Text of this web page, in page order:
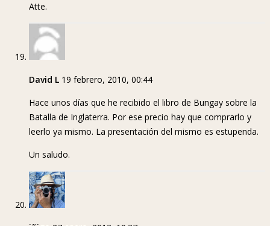
Atte.
David L 19 febrero, 2010, 00:44
Hace unos días que he recibido el libro de Bungay sobre la
Batalla de Inglaterra. Por ese precio hay que comprarlo y
leerlo ya mismo. La presentación del mismo es estupenda.
Un saludo.